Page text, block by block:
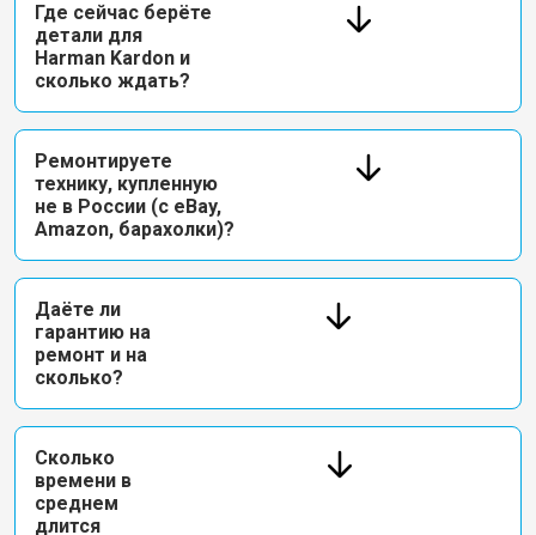
Где сейчас берёте
детали для
Harman Kardon и
сколько ждать?
Ремонтируете
технику, купленную
не в России (с eBay,
Amazon, барахолки)?
Даёте ли
гарантию на
ремонт и на
сколько?
Сколько
времени в
среднем
длится